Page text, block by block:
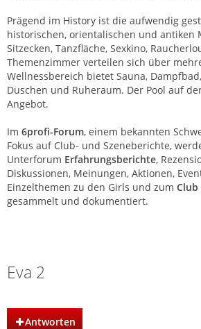
Prägend im History ist die aufwendig
historischen, orientalischen und antiken
Sitzecken, Tanzfläche, Sexkino,
Themenzimmer verteilen sich über
Wellnessbereich bietet Sauna,
Duschen und Ruheraum. Der Pool auf
Angebot.
Im 6profi-Forum, einem bekannten
Fokus auf Club- und Szeneberichte,
Unterforum Erfahrungsberichte,
Diskussionen, Meinungen, Aktionen,
Einzelthemen zu den Girls und zum
gesammelt und dokumentiert.
Eva 2
Antworten